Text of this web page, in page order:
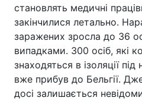
становлять медичні
закінчилися летально.
заражених зросла до 36
випадками. 300 осіб, які
знаходяться в ізоляції
вже прибув до Бельгії.
досі залишається